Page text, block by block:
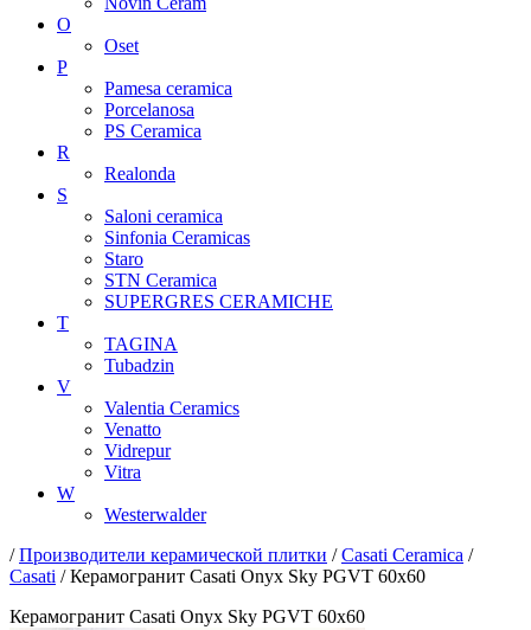
O
Oset
P
Pamesa ceramica
Porcelanosa
PS Ceramica
R
Realonda
S
Saloni ceramica
Sinfonia Ceramicas
Staro
STN Ceramica
SUPERGRES CERAMICHE
T
TAGINA
Tubadzin
V
Valentia Ceramics
Venatto
Vidrepur
Vitra
W
Westerwalder
/Производители керамической плитки /Casati Ceramica /
Casati / Керамогранит Casati Onyx Sky PGVT 60x60
Керамогранит Casati Onyx Sky PGVT 60x60